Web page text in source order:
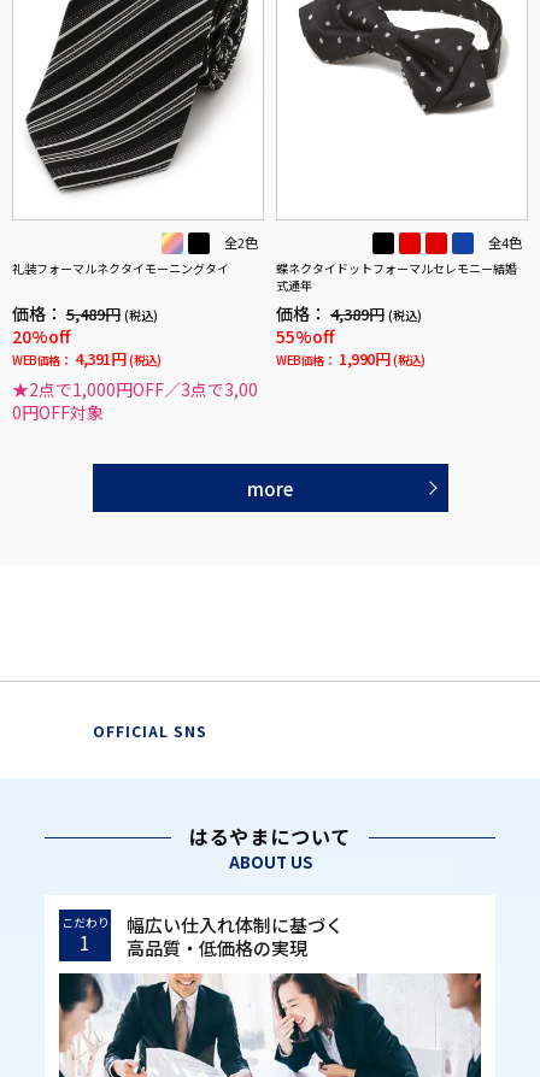
全2色
礼装フォーマルネクタイモーニングタイ
価格： 5,489円 (税込)
20%off
WEB価格： 4,391円 (税込)
★2点で1,000円OFF／3点で3,00
0円OFF対象
全4色
蝶ネクタイドットフォーマルセレモニー結婚
式通年
価格： 4,389円 (税込)
55%off
WEB価格： 1,990円 (税込)
more
OFFICIAL SNS
はるやまについて
ABOUT US
こだわり
1
幅広い仕入れ体制に基づく
高品質・低価格の実現